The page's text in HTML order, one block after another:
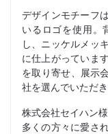
デザインモチーフ
いるロゴを使用。
し、ニッケルメッ
に仕上がっていま
を取り寄せ、展示
社を選んでいただき
株式会社セイハン
多くの方々に愛さ